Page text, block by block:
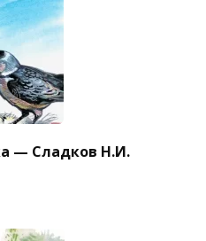
— Сладков Н.И.